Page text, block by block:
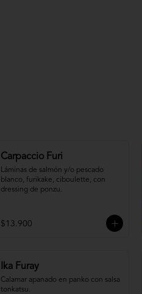
Carpaccio Furi
Láminas de salmón y/o pescado
blanco, furikake, ciboulette, con
dressing de ponzu.
$13.900
Ika Furay
Calamar apanado en panko con salsa
tonkatsu.